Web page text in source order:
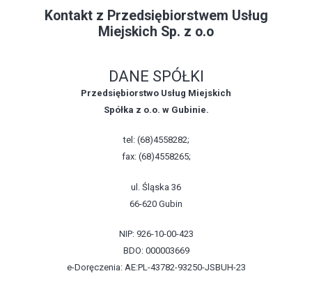
Kontakt z Przedsiębiorstwem Usług
Miejskich Sp. z o.o
DANE SPÓŁKI
Przedsiębiorstwo Usług Miejskich
Spółka z o.o. w Gubinie.
tel: (68)4558282;
fax: (68)4558265;
ul. Śląska 36
66-620 Gubin
NIP: 926-10-00-423
BDO: 000003669
e-Doręczenia: AE:PL-43782-93250-JSBUH-23